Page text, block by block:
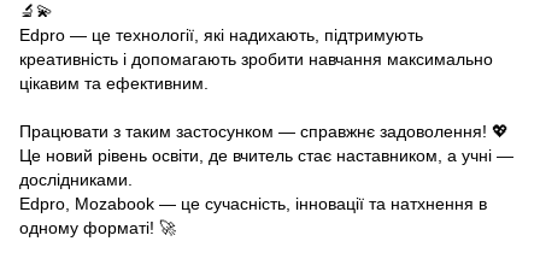
🔬💫
Edpro — це технології, які надихають, підтримують
креативність і допомагають зробити навчання максимально
цікавим та ефективним.
Працювати з таким застосунком — справжнє задоволення! 💖
Це новий рівень освіти, де вчитель стає наставником, а учні —
дослідниками.
Edpro, Mozabook — це сучасність, інновації та натхнення в
одному форматі! 🚀